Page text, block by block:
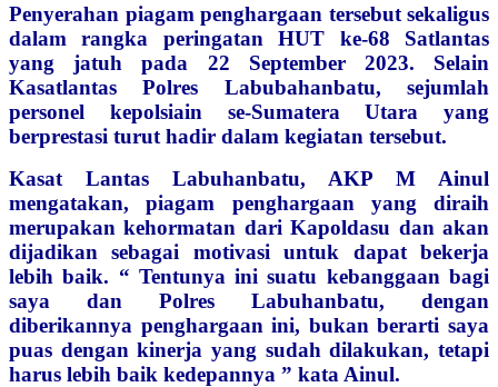
Penyerahan piagam penghargaan tersebut sekaligus
dalam rangka peringatan HUT ke-68 Satlantas
yang jatuh pada 22 September 2023. Selain
Kasatlantas Polres Labubahanbatu, sejumlah
personel kepolsiain se-Sumatera Utara yang
berprestasi turut hadir dalam kegiatan tersebut.
Kasat Lantas Labuhanbatu, AKP M Ainul
mengatakan, piagam penghargaan yang diraih
merupakan kehormatan dari Kapoldasu dan akan
dijadikan sebagai motivasi untuk dapat bekerja
lebih baik. “ Tentunya ini suatu kebanggaan bagi
saya dan Polres Labuhanbatu, dengan
diberikannya penghargaan ini, bukan berarti saya
puas dengan kinerja yang sudah dilakukan, tetapi
harus lebih baik kedepannya ” kata Ainul.